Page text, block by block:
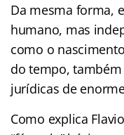
Da mesma forma,
humano, mas
como o
do tempo,
jurídicas de
Como explica